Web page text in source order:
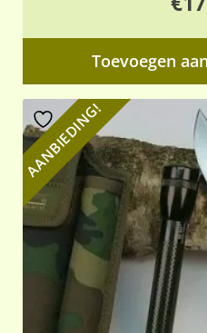
Toevoegen
AANBIEDING!